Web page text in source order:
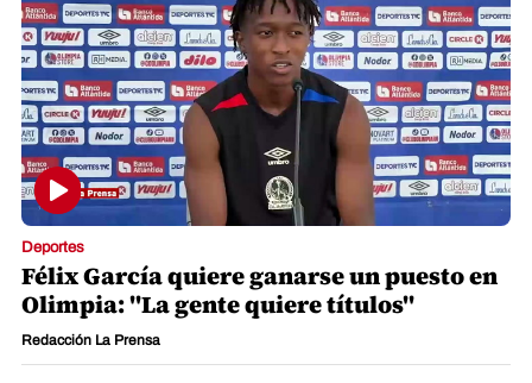
Deportes
Félix García quiere ganarse un puesto en
Olimpia: "La gente quiere títulos"
Redacción La Prensa